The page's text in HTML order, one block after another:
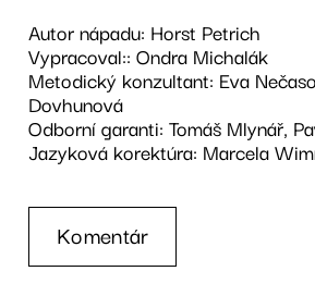
Autor nápadu: Horst Petrich
Vypracoval:: Ondra Michalák
Metodický konzultant: Eva
Dovhunová
Odborní garanti: Tomáš Mlynář,
Jazyková korektúra: Marcela
Komentár